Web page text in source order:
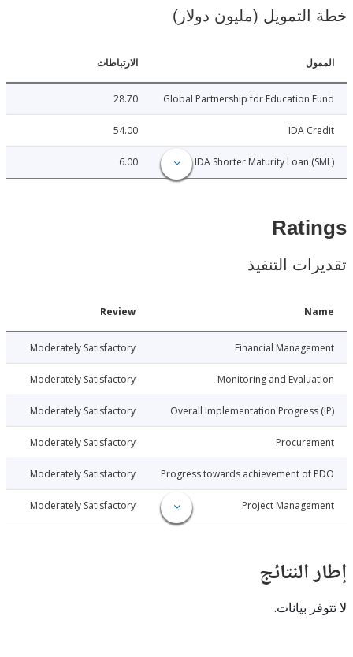
(مليون دولار)
الارتباطات
Global Partnership for Education
28.70
IDA
IDA Shorter Maturity Loan
6.00
التنفيذ
Financial
Moderately Satisfactory
03-27
Monitoring and
Moderately Satisfactory
03-27
Overall Implementation
Moderately Satisfactory
03-27
Moderately Satisfactory
03-27
Progress towards achievement of
Moderately Satisfactory
03-27
Project
Moderately Satisfactory
03-27
بيانات.